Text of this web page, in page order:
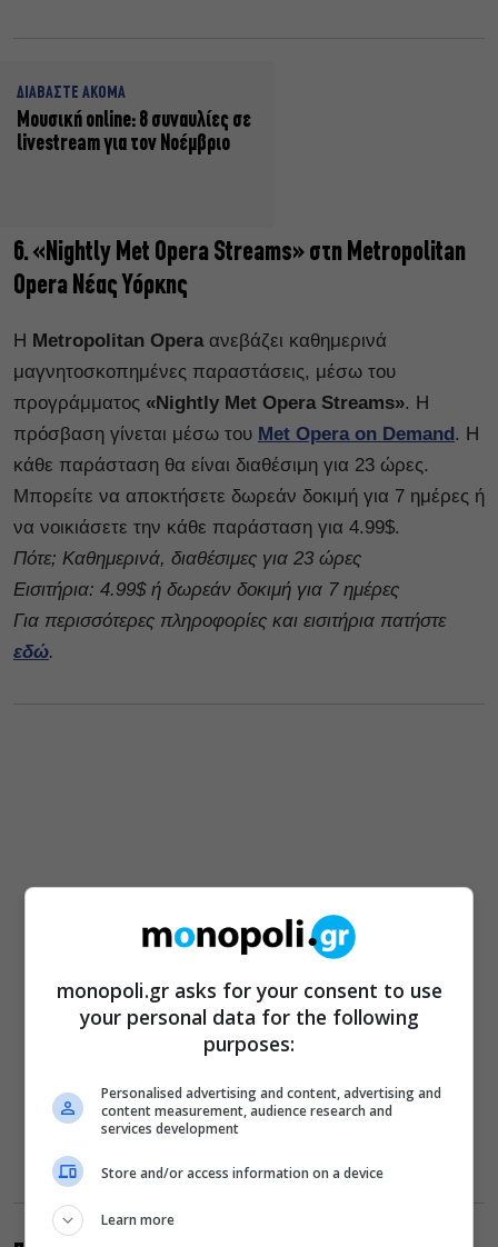
ΔΙΑΒΑΣΤΕ ΑΚΟΜΑ
Μουσική online: 8 συναυλίες σε
livestream για τον Νοέμβριο
6. «Nightly Met Opera Streams» στη Metropolitan
Opera Νέας Υόρκης
Η Metropolitan Operaανεβάζει καθημερινά
μαγνητοσκοπημένες παραστάσεις, μέσω του
προγράμματος «Nightly Met Opera Streams». Η
πρόσβαση γίνεται μέσω του Met Opera on Demand. Η
κάθε παράσταση θα είναι διαθέσιμη για 23 ώρες.
Μπορείτε να αποκτήσετε δωρεάν δοκιμή για 7 ημέρες ή
να νοικιάσετε την κάθε παράσταση για 4.99$.
Πότε; Καθημερινά, διαθέσιμες για 23 ώρες
Εισιτήρια: 4.99$ ή δωρεάν δοκιμή για 7 ημέρες
Για περισσότερες πληροφορίες και εισιτήρια πατήστε
εδώ.
monopoli.gr asks for your consent to use
your personal data for the following
purposes:
Personalised advertising and content, advertising and
content measurement, audience research and
services development
Store and/or access information on a device
Learn more